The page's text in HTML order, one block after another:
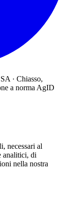
· Chiasso,
a norma AgID
necessari al
analitici, di
nella nostra